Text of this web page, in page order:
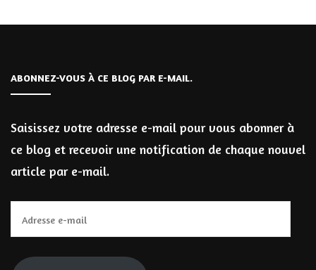
ABONNEZ-VOUS À CE BLOG PAR E-MAIL.
Saisissez votre adresse e-mail pour vous abonner à
ce blog et recevoir une notification de chaque nouvel
article par e-mail.
e-
mail